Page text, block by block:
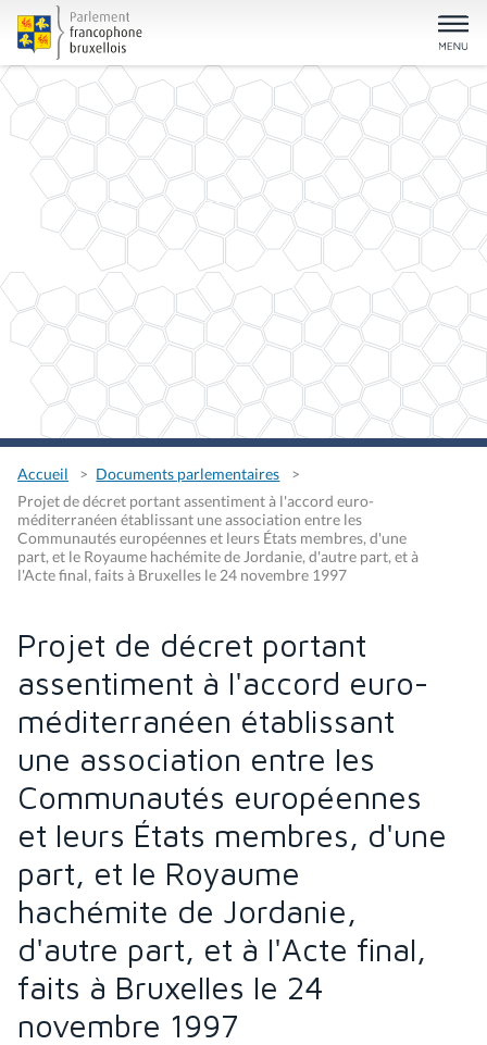
Accueil
Documents parlementaires
Projet de décret portant assentiment à l'accord euro-
méditerranéen établissant une association entre les
Communautés européennes et leurs États membres, d'une
part, et le Royaume hachémite de Jordanie, d'autre part, et à
l'Acte final, faits à Bruxelles le 24 novembre 1997
Projet de décret portant
assentiment à l'accord euro-
méditerranéen établissant
une association entre les
Communautés européennes
et leurs États membres, d'une
part, et le Royaume
hachémite de Jordanie,
d'autre part, et à l'Acte final,
faits à Bruxelles le 24
novembre 1997